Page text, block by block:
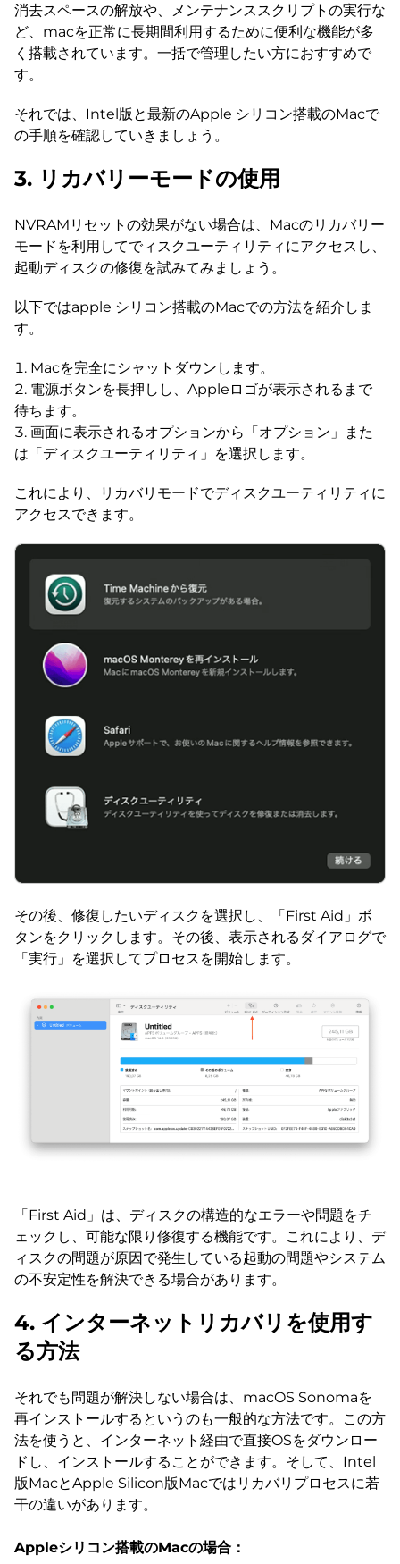
消去スペースの解放や、メンテナンススクリプトの実行な
ど、macを正常に長期間利用するために便利な機能が多
く搭載されています。一括で管理したい方におすすめで
す。
それでは、Intel版と最新のApple シリコン搭載のMacで
の手順を確認していきましょう。
3. リカバリーモードの使用
NVRAMリセットの効果がない場合は、Macのリカバリー
モードを利用してでィスクユーティリティにアクセスし、
起動ディスクの修復を試みてみましょう。
以下ではapple シリコン搭載のMacでの方法を紹介しま
す。
Macを完全にシャットダウンします。
電源ボタンを長押しし、Appleロゴが表示されるまで
待ちます。
画面に表示されるオプションから「オプション」また
は「ディスクユーティリティ」を選択します。
これにより、リカバリモードでディスクユーティリティに
アクセスできます。
その後、修復したいディスクを選択し、「First Aid」ボ
タンをクリックします。その後、表示されるダイアログで
「実行」を選択してプロセスを開始します。
「First Aid」は、ディスクの構造的なエラーや問題をチ
ェックし、可能な限り修復する機能です。これにより、デ
ィスクの問題が原因で発生している起動の問題やシステム
の不安定性を解決できる場合があります。
4. インターネットリカバリを使用す
る方法
それでも問題が解決しない場合は、macOS Sonomaを
再インストールするというのも一般的な方法です。この方
法を使うと、インターネット経由で直接OSをダウンロー
ドし、インストールすることができます。そして、Intel
版MacとApple Silicon版Macではリカバリプロセスに若
干の違いがあります。
Appleシリコン搭載のMacの場合：